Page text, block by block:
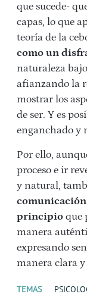
que sucede-
capas, lo que
teoría de la
como un
naturaleza
afianzando la
mostrar los
de ser. Y es
enganchado y
Por ello,
proceso e ir
y natural,
comunicación
principio que
manera
expresando
manera clara y
TEMAS